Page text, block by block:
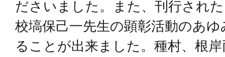
ださいました。また、刊行され
校塙保己一先生の顕彰活動のあ
ることが出来ました。種村、根